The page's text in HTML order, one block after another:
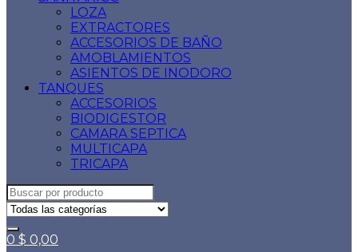
LOZA
EXTRACTORES
ACCESORIOS DE BAÑO
AMOBLAMIENTOS
ASIENTOS DE INODORO
TANQUES
ACCESORIOS
BIODIGESTOR
CAMARA SEPTICA
MULTICAPA
TRICAPA
Search
for:
0 $ 0,00